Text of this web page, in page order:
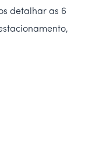
detalhar as 6